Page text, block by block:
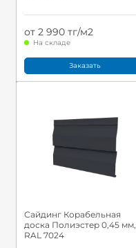
от 2 990 тг/м2
На складе
Заказать
Сайдинг Корабельная
доска Полиэстер 0,45 мм,
RAL 7024